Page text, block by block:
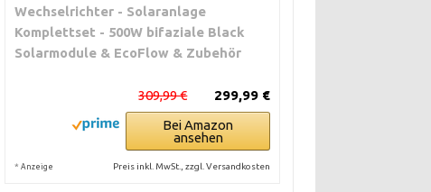
Wechselrichter - Solaranlage
Komplettset - 500W bifaziale Black
Solarmodule & EcoFlow & Zubehör
299,99 €
309,99 €
Bei Amazon
ansehen
* Anzeige Preis inkl. MwSt., zzgl. Versandkosten